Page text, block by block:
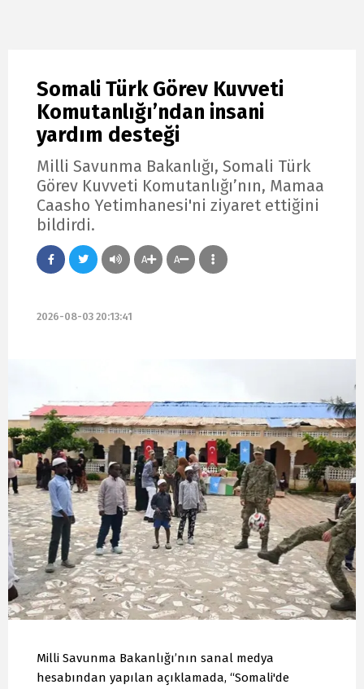
Somali Türk Görev Kuvveti
Komutanlığı’ndan insani
yardım desteği
Milli Savunma Bakanlığı, Somali Türk
Görev Kuvveti Komutanlığı’nın, Mamaa
Caasho Yetimhanesi'ni ziyaret ettiğini
bildirdi.
A A
2026-08-03 20:13:41
Milli Savunma Bakanlığı’nın sanal medya
hesabından yapılan açıklamada, “Somali'de